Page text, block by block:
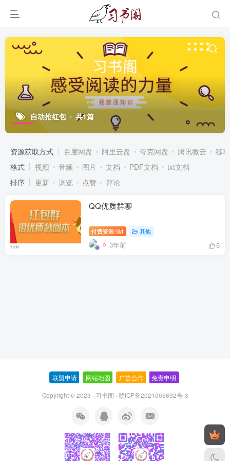
自动抢红包 共1篇
资源获取方式 百度网盘 阿里云盘 夸克网盘 腾讯微云
移
格式
视频 音频 图片 文档 PDF文档
txt文档
排序
更新 浏览 点赞 评论
QQ优质群聊
付费资源 1 其他
3年前 5
联盟申请 网站地图 广告合作 免责申明
Copyright © 2023 · 习书阁 · 赣ICP备2021005692号-3